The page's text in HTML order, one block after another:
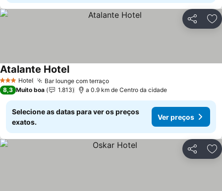
Partilhar
3 EstrelasHotel Bar lounge com terraçoVer preços
Atalante HotelVer preços
8,3 Muito boa 1.813 a 0.9 km de Centro da cidade
Selecione as datas para ver os preços
exatos.
Ver preços
Partilhar